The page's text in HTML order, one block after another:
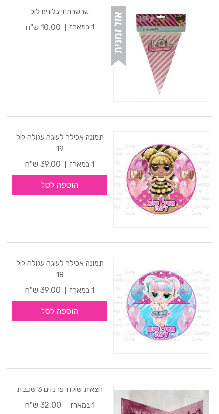
שרשרת דיגלונים לול
1 במארז
10.00 ש"ח
תמונה אכילה לעוגה עגולה לול
19
1 במארז
39.00 ש"ח
הוספה לסל
תמונה אכילה לעוגה עגולה לול
18
1 במארז
39.00 ש"ח
הוספה לסל
חצאית שולחן פרנזים 3 שכבות
1 במארז
32.00 ש"ח